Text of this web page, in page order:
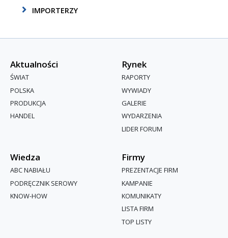
IMPORTERZY
Aktualności
ŚWIAT
POLSKA
PRODUKCJA
HANDEL
Rynek
RAPORTY
WYWIADY
GALERIE
WYDARZENIA
LIDER FORUM
Wiedza
ABC NABIAŁU
PODRĘCZNIK SEROWY
KNOW-HOW
Firmy
PREZENTACJE FIRM
KAMPANIE
KOMUNIKATY
LISTA FIRM
TOP LISTY